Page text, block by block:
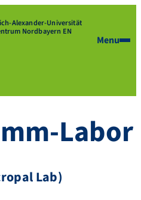
Alexander-Universität
Nordbayern EN
Menu
Labor
Lab)